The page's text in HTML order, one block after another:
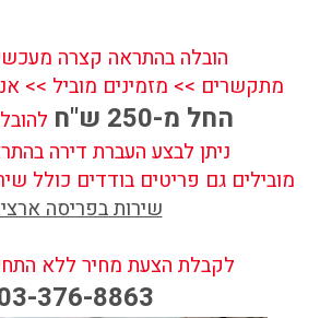
הובלה בהתראה קצרה
מתקשרים >> מזמינים מוביל >>
החל מ-250 ש"ח
ניתן לבצע העברת דירה
מובילים גם פריטים בודדים כולל
שירות בפריסה
לקבלת הצעת מחיר ללא
376-8863